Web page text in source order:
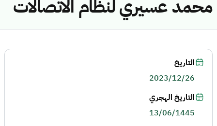
محمد عسيري لنظام الاتصالات
التاريخ
2023/12/26
التاريخ الهجري
13/06/1445